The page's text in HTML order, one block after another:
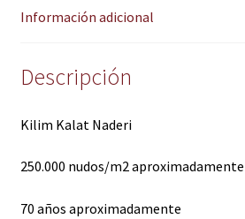
Información adicional
Descripción
Kilim Kalat Naderi
250.000 nudos/m2 aproximadamente
70 años aproximadamente